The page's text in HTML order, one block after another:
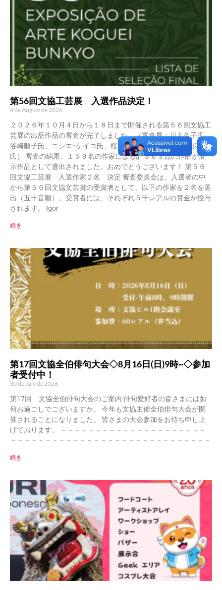
第56回文協工芸展 入選作品決定！
4 de August de 2026
２０２６年１０月４日から１８日まで開催される第５６回文協工
芸展の出品作品の審査が完了しました。（審査員：川上久子氏、
谷崎順子氏、ニシエ･ケイコ氏、桜田ルシアニ氏、ソニア･ボガス
氏） 審査の結果、１５９名の作家による計３６３点の作品が展
示作品として選出されました。おめでとうございます！ 第５６
回文協工芸展 入選作家２名 決定 審査委員会は、入選者の中
から第５６回文協文芸賞の受賞者として、以下の作家を２名を選
出（五十音順）。受賞者には、それぞれ５千レアルの賞金が授与
されます。 Igor
続き
第17回文協全伯俳句大会◇8月16日(日)9時~◇参加
者受付中！
30 de July de 2026
第17回 文協全伯俳句大会のご案内 俳句愛好者の皆さまには如
何お過ごしでございますか。 今年も文協主催全伯俳句大会が開
催されることになりました。 皆さまの大会参加をお待ち申し上
げております。 －－－－－－－－－－－－－－－－－－－－－
－－－－－－－－－－－－－－－－－－－－－－－－－－－－－
続き